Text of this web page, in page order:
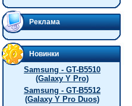
Реклама
Новинки
Samsung - GT-B5510
(Galaxy Y Pro)
Samsung - GT-B5512
(Galaxy Y Pro Duos)